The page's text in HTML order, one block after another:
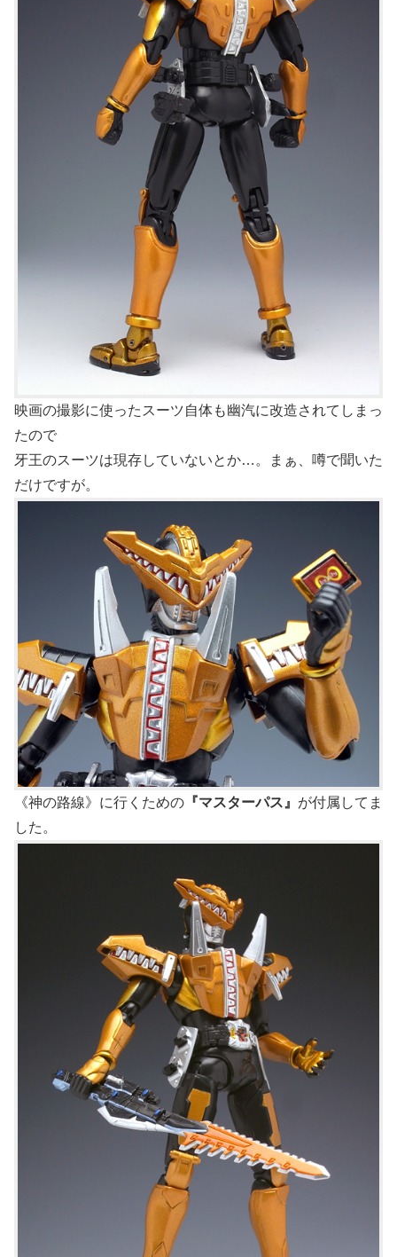
映画の撮影に使ったスーツ自体も幽汽に改造されてしまっ
たので
牙王のスーツは現存していないとか…。まぁ、噂で聞いた
だけですが。
《神の路線》に行くための 『マスターパス』 が付属してま
した。